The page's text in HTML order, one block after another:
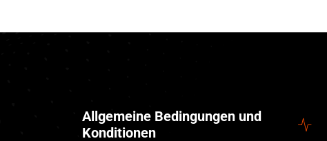
Allgemeine Bedingungen und
Konditionen